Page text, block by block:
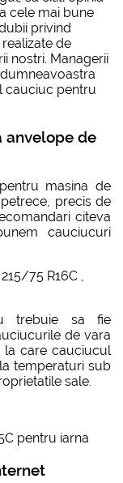
cele mai bune
privind
de
nostri. Managerii
cauciuc pentru
anvelope de
masina de
precis de
citeva
cauciucuri
215/75 R16C ,
trebuie sa fie
de vara
la care cauciucul
temperaturi sub
sale.
pentru iarna